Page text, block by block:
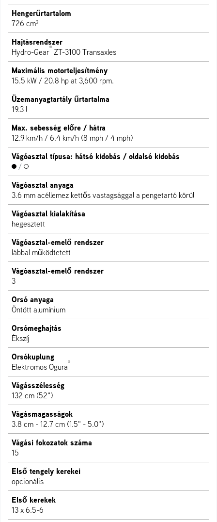
Hengerűrtartalom
726 cm³
Hajtásrendszer
Hydro-Gear
®
ZT-3100 Transaxles
Maximális motorteljesítmény
15.5 kW / 20.8 hp at 3,600 rpm.
Üzemanyagtartály űrtartalma
19.3 l
Max. sebesség előre / hátra
12.9 km/h / 6.4 km/h (8 mph / 4 mph)
Vágóasztal típusa: hátsó kidobás / oldalsó kidobás
/
Vágóasztal anyaga
3.6 mm acéllemez kettős vastagsággal a pengetartó körül
Vágóasztal kialakítása
hegesztett
Vágóasztal-emelő rendszer
lábbal működtetett
Vágóasztal-emelő rendszer
3
Orsó anyaga
Öntött alumínium
Orsómeghajtás
Ékszíj
Orsókuplung
Elektromos Ogura
®
Vágásszélesség
132 cm (52")
Vágásmagasságok
3.8 cm - 12.7 cm (1.5" - 5.0")
Vágási fokozatok száma
15
Első tengely kerekei
opcionális
Első kerekek
13 x 6.5-6